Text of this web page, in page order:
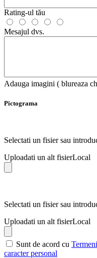
Rating-ul tău
Mesajul dvs.
Adauga imagini ( blureaza
Pictograma
Selectati un fisier sau
Uploadati un alt fisierLocal
Selectati un fisier sau
Uploadati un alt fisierLocal
Sunt de acord cu
caracter personal